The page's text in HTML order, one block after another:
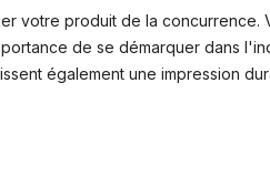
votre produit de la
de se démarquer dans
également une impression